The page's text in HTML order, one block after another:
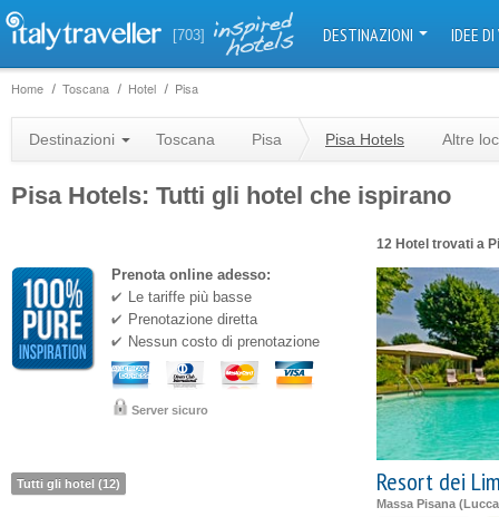
[703] DESTINAZIONI IDEE
Home Toscana Hotel Pisa
Destinazioni Toscana Pisa Pisa Hotels Altre
Pisa Hotels: Tutti gli hotel che ispirano
12 Hotel trovati a
Resort dei
Massa Pisana
Prenota online adesso:
Le tariffe più basse
Prenotazione diretta
Nessun costo di prenotazione
Server sicuro
Tutti gli hotel (12)